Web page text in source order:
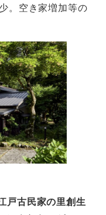
。空き家増加等の
戸古民家の里創生